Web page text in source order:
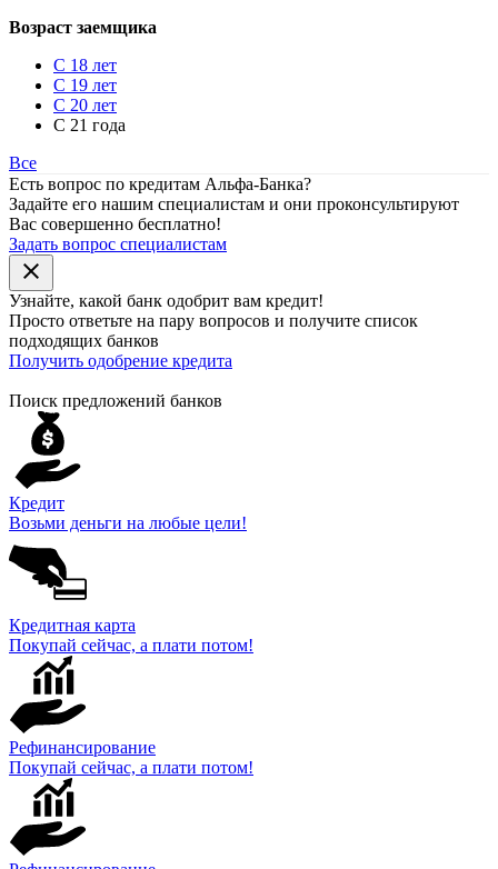
Возраст заемщика
С 18 лет
С 19 лет
С 20 лет
С 21 года
Все
Есть вопрос по кредитам Альфа-Банка?
Задайте его нашим специалистам и они проконсультируют
Вас совершенно бесплатно!
Задать вопрос специалистам
close
Узнайте, какой банк одобрит вам кредит!
Просто ответьте на пару вопросов и получите список
подходящих банков
Получить одобрение кредита
Поиск предложений банков
Кредит
Возьми деньги на любые цели!
Кредитная карта
Покупай сейчас, а плати потом!
Рефинансирование
Покупай сейчас, а плати потом!